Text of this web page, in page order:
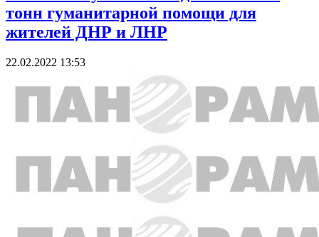
тонн гуманитарной помощи для
жителей ДНР и ЛНР
22.02.2022 13:53